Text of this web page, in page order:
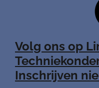
Volg ons op
Inschrijven